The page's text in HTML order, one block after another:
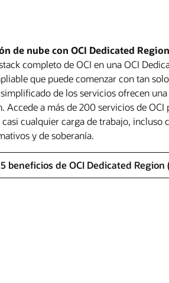
de nube con OCI Dedicated Region
completo de OCI en una OCI
que puede comenzar con tan
de los servicios ofrecen
Accede a más de 200 servicios de
cualquier carga de trabajo,
y de soberanía.
5 beneficios de OCI Dedicated Region
Lee el resumen de la solución (PDF)
sobre
Oracle
Alloy